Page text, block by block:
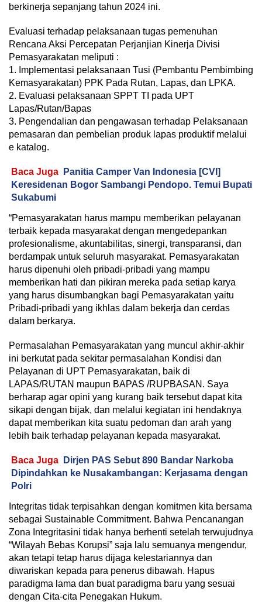
berkinerja sepanjang tahun 2024 ini.
Evaluasi terhadap pelaksanaan tugas pemenuhan
Rencana Aksi Percepatan Perjanjian Kinerja Divisi
Pemasyarakatan meliputi :
1. Implementasi pelaksanaan Tusi (Pembantu Pembimbing
Kemasyarakatan) PPK Pada Rutan, Lapas, dan LPKA.
2. Evaluasi pelaksanaan SPPT TI pada UPT
Lapas/Rutan/Bapas
3. Pengendalian dan pengawasan terhadap Pelaksanaan
pemasaran dan pembelian produk lapas produktif melalui
e katalog.
Baca Juga
Panitia Camper Van Indonesia [CVI]
Keresidenan Bogor Sambangi Pendopo. Temui Bupati
Sukabumi
“Pemasyarakatan harus mampu memberikan pelayanan
terbaik kepada masyarakat dengan mengedepankan
profesionalisme, akuntabilitas, sinergi, transparansi, dan
berdampak untuk seluruh masyarakat. Pemasyarakatan
harus dipenuhi oleh pribadi-pribadi yang mampu
memberikan hati dan pikiran mereka pada setiap karya
yang harus disumbangkan bagi Pemasyarakatan yaitu
Pribadi-pribadi yang ikhlas dalam bekerja dan cerdas
dalam berkarya.
Permasalahan Pemasyarakatan yang muncul akhir-akhir
ini berkutat pada sekitar permasalahan Kondisi dan
Pelayanan di UPT Pemasyarakatan, baik di
LAPAS/RUTAN maupun BAPAS /RUPBASAN. Saya
berharap agar opini yang kurang baik tersebut dapat kita
sikapi dengan bijak, dan melalui kegiatan ini hendaknya
dapat memberikan kita suatu pedoman dan arah yang
lebih baik terhadap pelayanan kepada masyarakat.
Baca Juga
Dirjen PAS Sebut 890 Bandar Narkoba
Dipindahkan ke Nusakambangan: Kerjasama dengan
Polri
Integritas tidak terpisahkan dengan komitmen kita bersama
sebagai Sustainable Commitment. Bahwa Pencanangan
Zona Integritasini tidak hanya berhenti setelah terwujudnya
“Wilayah Bebas Korupsi” saja lalu semuanya mengendur,
akan tetapi tetap harus dijaga kelestariannya dan
diwariskan kepada para penerus dibawah. Hapus
paradigma lama dan buat paradigma baru yang sesuai
dengan Cita-cita Penegakan Hukum.